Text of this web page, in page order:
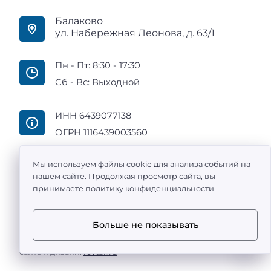
Балаково
ул. Набережная Леонова, д. 63/1
Пн - Пт: 8:30 - 17:30
Сб - Вс: Выходной
ИНН 6439077138
ОГРН 1116439003560
ООО «Промтехоснащение» — поставка
2026
Политика конфиденциальности
сайта и дизайн:revtail.ru
Мы используем файлы cookie для анализа событий на
нашем сайте. Продолжая просмотр сайта, вы
принимаете политику конфиденциальности
Больше не показывать